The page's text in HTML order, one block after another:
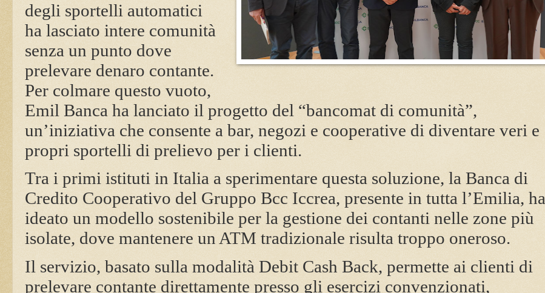
degli sportelli automatici
ha lasciato intere comunità
senza un punto dove
prelevare denaro contante.
Per colmare questo vuoto,
Emil Banca ha lanciato il progetto del “bancomat di comunità”,
un’iniziativa che consente a bar, negozi e cooperative di diventare veri e
propri sportelli di prelievo per i clienti.
Tra i primi istituti in Italia a sperimentare questa soluzione, la Banca di
Credito Cooperativo del Gruppo Bcc Iccrea, presente in tutta l’Emilia, ha
ideato un modello sostenibile per la gestione dei contanti nelle zone più
isolate, dove mantenere un ATM tradizionale risulta troppo oneroso.
Il servizio, basato sulla modalità Debit Cash Back, permette ai clienti di
prelevare contante direttamente presso gli esercizi convenzionati,